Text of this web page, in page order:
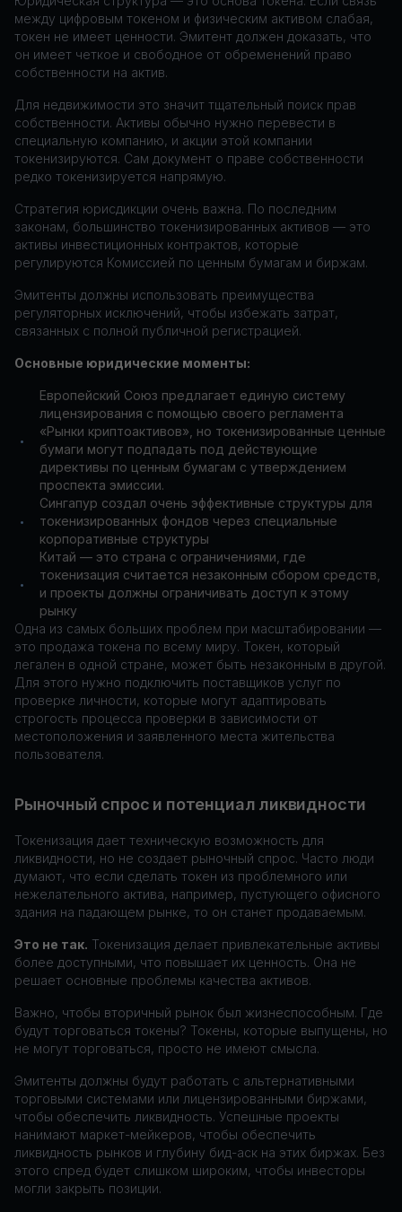
между цифровым токеном и физическим активом слабая,
токен не имеет ценности. Эмитент должен доказать, что
он имеет четкое и свободное от обременений право
собственности на актив.
Для недвижимости это значит тщательный поиск прав
собственности. Активы обычно нужно перевести в
специальную компанию, и акции этой компании
токенизируются. Сам документ о праве собственности
редко токенизируется напрямую.
Стратегия юрисдикции очень важна. По последним
законам, большинство токенизированных активов — это
активы инвестиционных контрактов, которые
регулируются Комиссией по ценным бумагам и биржам.
Эмитенты должны использовать преимущества
регуляторных исключений, чтобы избежать затрат,
связанных с полной публичной регистрацией.
Основные юридические моменты:
•
Европейский Союз предлагает единую систему
лицензирования с помощью своего регламента
«Рынки криптоактивов», но токенизированные ценные
бумаги могут подпадать под действующие
директивы по ценным бумагам с утверждением
проспекта эмиссии.
•
Сингапур создал очень эффективные структуры для
токенизированных фондов через специальные
корпоративные структуры
•
Китай — это страна с ограничениями, где
токенизация считается незаконным сбором средств,
и проекты должны ограничивать доступ к этому
рынку
Одна из самых больших проблем при масштабировании —
это продажа токена по всему миру. Токен, который
легален в одной стране, может быть незаконным в другой.
Для этого нужно подключить поставщиков услуг по
проверке личности, которые могут адаптировать
строгость процесса проверки в зависимости от
местоположения и заявленного места жительства
пользователя.
Рыночный спрос и потенциал ликвидности
Токенизация дает техническую возможность для
ликвидности, но не создает рыночный спрос. Часто люди
думают, что если сделать токен из проблемного или
нежелательного актива, например, пустующего офисного
здания на падающем рынке, то он станет продаваемым.
Это не так. Токенизация делает привлекательные активы
более доступными, что повышает их ценность. Она не
решает основные проблемы качества активов.
Важно, чтобы вторичный рынок был жизнеспособным. Где
будут торговаться токены? Токены, которые выпущены, но
не могут торговаться, просто не имеют смысла.
Эмитенты должны будут работать с альтернативными
торговыми системами или лицензированными биржами,
чтобы обеспечить ликвидность. Успешные проекты
нанимают маркет-мейкеров, чтобы обеспечить
ликвидность рынков и глубину бид-аск на этих биржах. Без
этого спред будет слишком широким, чтобы инвесторы
могли закрыть позиции.